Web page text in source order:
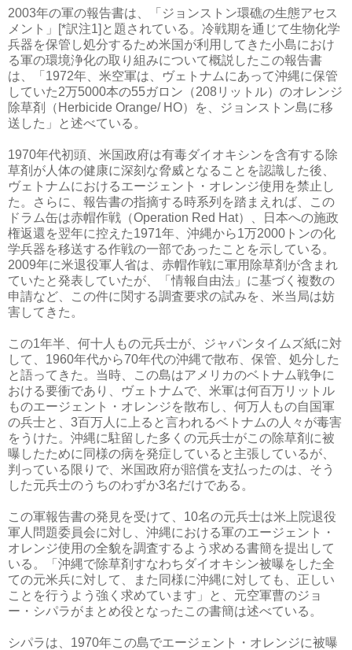
2003年の軍の報告書は、「ジョンストン環礁の生態アセス
メント」[*訳注1]と題されている。冷戦期を通じて生物化学
兵器を保管し処分するため米国が利用してきた小島におけ
る軍の環境浄化の取り組みについて概説したこの報告書
は、「1972年、米空軍は、ヴェトナムにあって沖縄に保管
していた2万5000本の55ガロン（208リットル）のオレンジ
除草剤（Herbicide Orange/ HO）を、ジョンストン島に移
送した」と述べている。
1970年代初頭、米国政府は有毒ダイオキシンを含有する除
草剤が人体の健康に深刻な脅威となることを認識した後、
ヴェトナムにおけるエージェント・オレンジ使用を禁止し
た。さらに、報告書の指摘する時系列を踏まえれば、この
ドラム缶は赤帽作戦（Operation Red Hat）、日本への施政
権返還を翌年に控えた1971年、沖縄から1万2000トンの化
学兵器を移送する作戦の一部であったことを示している。
2009年に米退役軍人省は、赤帽作戦に軍用除草剤が含まれ
ていたと発表していたが、「情報自由法」に基づく複数の
申請など、この件に関する調査要求の試みを、米当局は妨
害してきた。
この1年半、何十人もの元兵士が、ジャパンタイムズ紙に対
して、1960年代から70年代の沖縄で散布、保管、処分した
と語ってきた。当時、この島はアメリカのベトナム戦争に
おける要衝であり、ヴェトナムで、米軍は何百万リットル
ものエージェント・オレンジを散布し、何万人もの自国軍
の兵士と、3百万人に上ると言われるベトナムの人々が毒害
をうけた。沖縄に駐留した多くの元兵士がこの除草剤に被
曝したために同様の病を発症していると主張しているが、
判っている限りで、米国政府が賠償を支払ったのは、そう
した元兵士のうちのわずか3名だけである。
この軍報告書の発見を受けて、10名の元兵士は米上院退役
軍人問題委員会に対し、沖縄における軍のエージェント・
オレンジ使用の全貌を調査するよう求める書簡を提出して
いる。「沖縄で除草剤すなわちダイオキシン被曝をした全
ての元米兵に対して、また同様に沖縄に対しても、正しい
ことを行うよう強く求めています」と、元空軍曹のジョ
ー・シパラがまとめ役となったこの書簡は述べている。
シパラは、1970年この島でエージェント・オレンジに被曝